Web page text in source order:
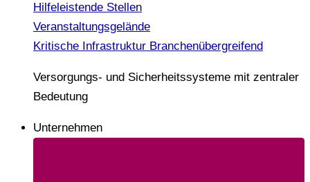
Hilfeleistende Stellen
Veranstaltungsgelände
Kritische Infrastruktur Branchenübergreifend
Versorgungs- und Sicherheitssysteme mit zentraler
Bedeutung
Unternehmen